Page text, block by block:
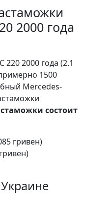
2000 года
2000 года (2.1
1500
Mercedes-
состоит
гривен)